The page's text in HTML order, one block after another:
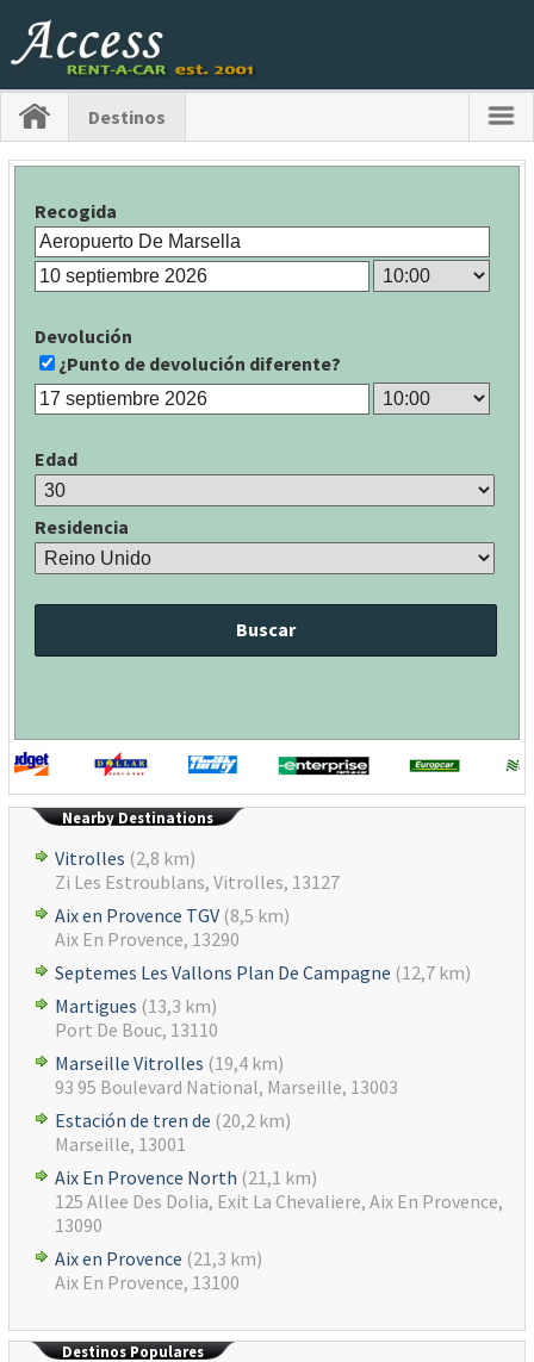
Destinos
Recogida
Devolución
¿Punto de devolución diferente?
Edad
Residencia
Buscar
Nearby Destinations
Vitrolles (2,8 km)
Zi Les Estroublans, Vitrolles, 13127
Aix en Provence TGV (8,5 km)
Aix En Provence, 13290
Septemes Les Vallons Plan De Campagne (12,7 km)
Martigues (13,3 km)
Port De Bouc, 13110
Marseille Vitrolles (19,4 km)
93 95 Boulevard National, Marseille, 13003
Estación de tren de (20,2 km)
Marseille, 13001
Aix En Provence North (21,1 km)
125 Allee Des Dolia, Exit La Chevaliere, Aix En Provence,
13090
Aix en Provence (21,3 km)
Aix En Provence, 13100
Destinos Populares